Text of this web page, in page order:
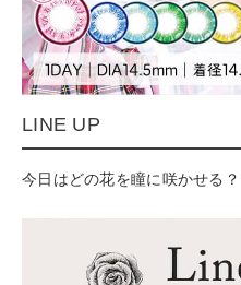
LINE UP
今日はどの花を瞳に咲かせる？